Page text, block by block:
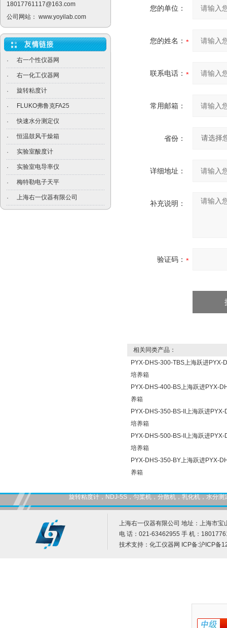
18017761117@163.com
公司网站： www.yoyilab.com
· 右一个性仪器网
· 右一化工仪器网
· 旋转粘度计
· FLUKO弗鲁克FA25
· 快速水分测定仪
· 恒温鼓风干燥箱
· 实验室酸度计
· 实验室电导率仪
· 梅特勒电子天平
· 上海右一仪器有限公司
您的单位：
您的姓名：
联系电话：
常用邮箱：
省份：
详细地址：
补充说明：
验证码：
相关同类产品：
PYX-DHS-300-TBS上海跃进PYX-
培养箱
PYX-DHS-400-BS上海跃进PYX-
养箱
PYX-DHS-350-BS-II上海跃进
培养箱
PYX-DHS-500-BS-II上海跃进
培养箱
PYX-DHS-350-BY上海跃进PYX-
养箱
旋转粘度计，NDJ-5S，匀桨机，分散机，乳化机，水分
上海右一仪器有限公司 地址：上海市宝
电 话：021-63462955 手 机：
技术支持： 化工仪器网 ICP备:沪ICP备